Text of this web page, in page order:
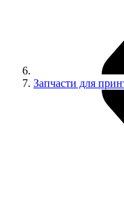
Запчасти для